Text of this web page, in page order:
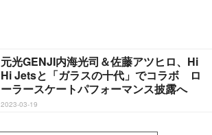
元光GENJI内海光司＆佐藤アツヒロ、Hi
Hi Jetsと「ガラスの十代」でコラボ ロ
ーラースケートパフォーマンス披露へ
2023-03-19